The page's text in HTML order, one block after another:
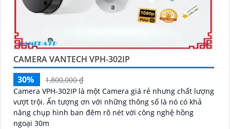
CAMERA VANTECH VPH-302IP
30%
1,800,000 ₫
Camera VPH-302IP là một Camera giá rẻ nhưng chất lượng
vượt trội. Ấn tượng ơn với những thông số là nó có khả
năng chụp hình ban đêm rõ nét với công nghệ hồng
ngoại 30m